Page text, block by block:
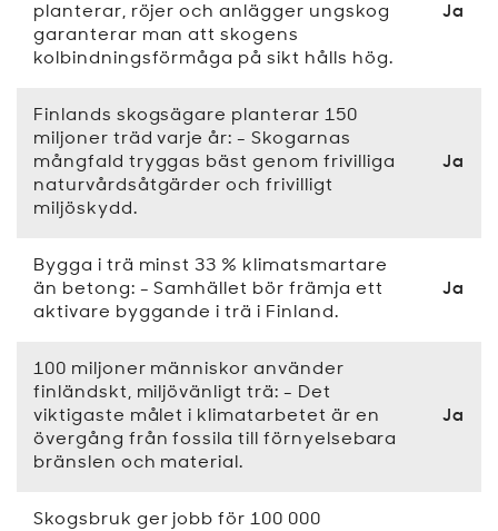
planterar, röjer och anlägger ungskog
garanterar man att skogens
kolbindningsförmåga på sikt hålls hög.
Ja
Finlands skogsägare planterar 150
miljoner träd varje år: - Skogarnas
mångfald tryggas bäst genom frivilliga
naturvårdsåtgärder och frivilligt
miljöskydd.
Ja
Bygga i trä minst 33 % klimatsmartare
än betong: - Samhället bör främja ett
aktivare byggande i trä i Finland.
Ja
100 miljoner människor använder
finländskt, miljövänligt trä: - Det
viktigaste målet i klimatarbetet är en
övergång från fossila till förnyelsebara
bränslen och material.
Ja
Skogsbruk ger jobb för 100 000